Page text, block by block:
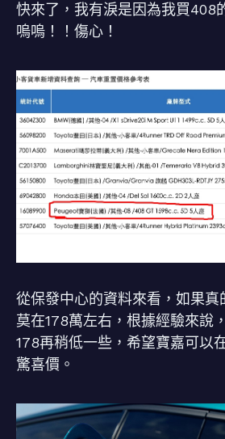
快來了，我有淚是因為我買408
嗚嗚！！傷心！
從保發中心的資料來看，如果真
莫在178萬左右，根據經驗來說
178再稍低一些，希望寶嘉可以
驚喜價。